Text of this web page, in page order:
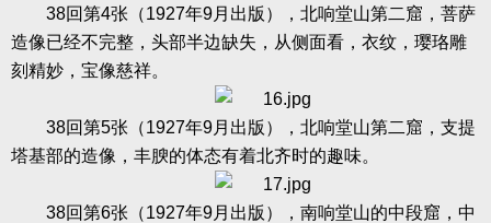
38回第4张（1927年9月出版），北响堂山第二窟，菩萨
造像已经不完整，头部半边缺失，从侧面看，衣纹，璎珞雕
刻精妙，宝像慈祥。
38回第5张（1927年9月出版），北响堂山第二窟，支提
塔基部的造像，丰腴的体态有着北齐时的趣味。
38回第6张（1927年9月出版），南响堂山的中段窟，中